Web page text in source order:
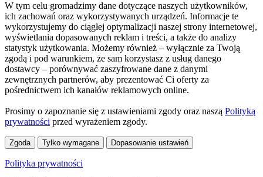
W tym celu gromadzimy dane dotyczące naszych użytkowników,
ich zachowań oraz wykorzystywanych urządzeń. Informacje te
wykorzystujemy do ciągłej optymalizacji naszej strony internetowej,
wyświetlania dopasowanych reklam i treści, a także do analizy
statystyk użytkowania. Możemy również – wyłącznie za Twoją
zgodą i pod warunkiem, że sam korzystasz z usług danego
dostawcy – porównywać zaszyfrowane dane z danymi
zewnętrznych partnerów, aby prezentować Ci oferty za
pośrednictwem ich kanałów reklamowych online.
Prosimy o zapoznanie się z ustawieniami zgody oraz naszą Polityką
prywatności przed wyrażeniem zgody.
Zgoda Tylko wymagane Dopasowanie ustawień
Polityka prywatności